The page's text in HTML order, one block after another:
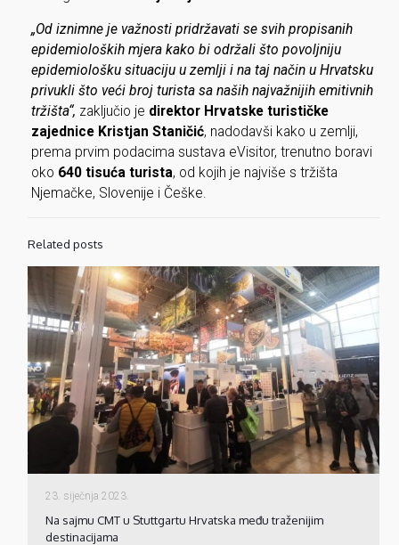
„Od iznimne je važnosti pridržavati se svih propisanih
epidemioloških mjera kako bi održali što povoljniju
epidemiološku situaciju u zemlji i na taj način u Hrvatsku
privukli što veći broj turista sa naših najvažnijih emitivnih
tržišta“, zaključio je direktor Hrvatske turističke
zajednice Kristjan Staničić, nadodavši kako u zemlji,
prema prvim podacima sustava eVisitor, trenutno boravi
oko 640 tisuća turista, od kojih je najviše s tržišta
Njemačke, Slovenije i Češke.
Related posts
23. siječnja 2023.
Na sajmu CMT u Stuttgartu Hrvatska među traženijim
destinacijama